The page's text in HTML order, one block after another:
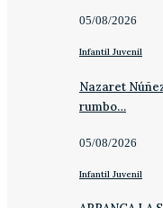
05/08/2026
Infantil Juvenil
Nazaret
rumbo…
05/08/2026
Infantil Juvenil